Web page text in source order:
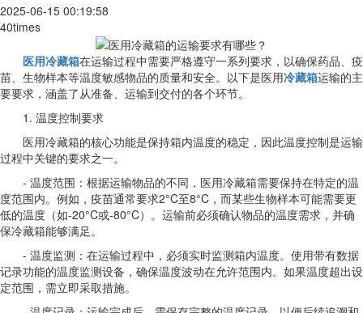
2025-06-15 00:19:58
40times
医用冷藏箱在运输过程中需要严格遵守一系列要求，以确保药品、疫
苗、生物样本等温度敏感物品的质量和安全。以下是医用冷藏箱运输的主
要要求，涵盖了从准备、运输到交付的各个环节。
1. 温度控制要求
医用冷藏箱的核心功能是保持箱内温度的稳定，因此温度控制是运输
过程中关键的要求之一。
- 温度范围：根据运输物品的不同，医用冷藏箱需要保持在特定的温
度范围内。例如，疫苗通常要求2°C至8°C，而某些生物样本可能需要更
低的温度（如-20°C或-80°C）。运输前必须确认物品的温度需求，并确
保冷藏箱能够满足。
- 温度监测：在运输过程中，必须实时监测箱内温度。使用带有数据
记录功能的温度监测设备，确保温度波动在允许范围内。如果温度超出设
定范围，需立即采取措施。